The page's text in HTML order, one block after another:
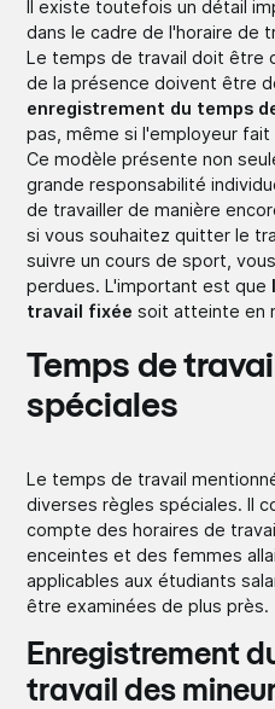
Il existe toutefois un détail
dans le cadre de l'horaire de
Le temps de travail doit être
de la présence doivent être
enregistrement du temps
pas, même si l'employeur
Ce modèle présente non
grande responsabilité
de travailler de manière
si vous souhaitez quitter le
suivre un cours de sport,
perdues. L'important est que
travail fixéesoit atteinte en
Temps de
spéciales
Le temps de travail
diverses règles spéciales. Il
compte des horaires de
enceintes et des femmes
applicables aux étudiants
être examinées de plus près.
Enregistrement
travail des